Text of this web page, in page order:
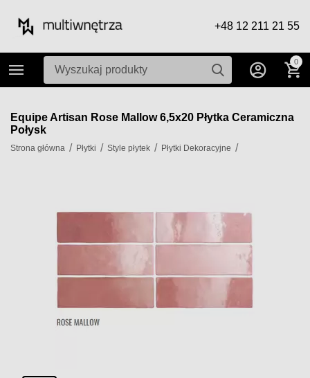
+48 12 211 21 55
0
Equipe Artisan Rose Mallow 6,5x20 Płytka Ceramiczna
Połysk
Strona główna / Płytki / Style płytek / Płytki Dekoracyjne /